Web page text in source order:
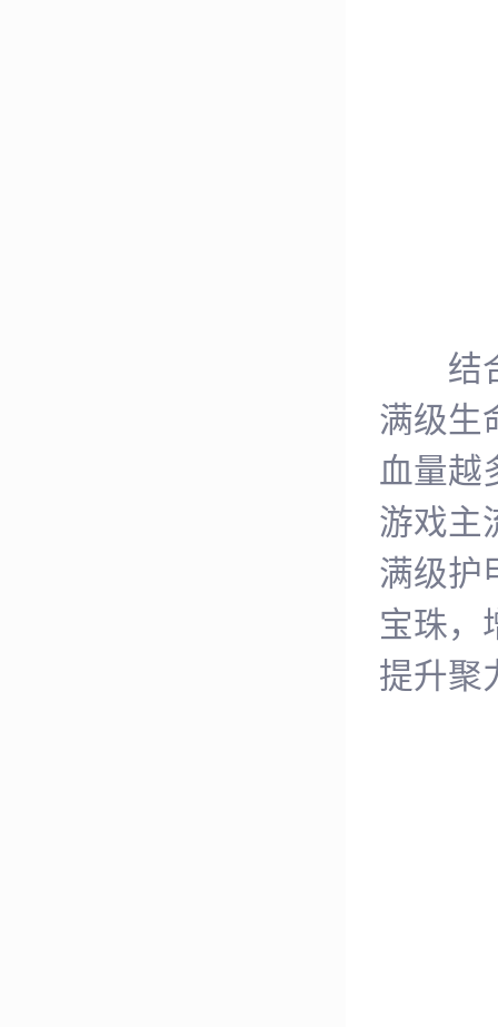
结合
满级生
血量越
游戏主
满级护
宝珠，
提升聚